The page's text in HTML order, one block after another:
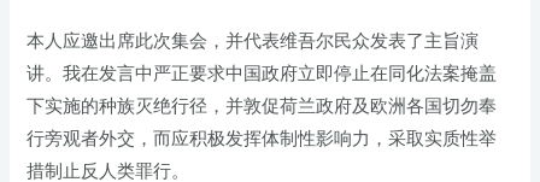
本人应邀出席此次集会，并代表维吾尔民众发表了主旨演
讲。我在发言中严正要求中国政府立即停止在同化法案掩盖
下实施的种族灭绝行径，并敦促荷兰政府及欧洲各国切勿奉
行旁观者外交，而应积极发挥体制性影响力，采取实质性举
措制止反人类罪行。